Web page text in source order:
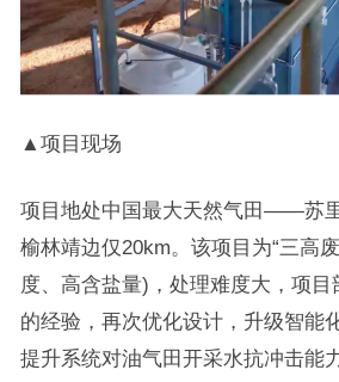
▲项目现场
项目地处中国最大天然气田——苏
榆林靖边仅20km。该项目为“三高
度、高含盐量)，处理难度大，项目
的经验，再次优化设计，升级智能
提升系统对油气田开采水抗冲击能